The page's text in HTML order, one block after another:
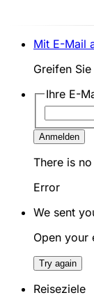
Mit E-Mail
Greifen
Ihre E-
Anmelden
There is
Error
We sent
Open your
Try again
Reiseziele